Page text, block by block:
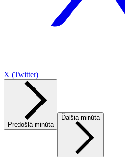
X (Twitter)
Predošlá minúta
Ďalšia minúta